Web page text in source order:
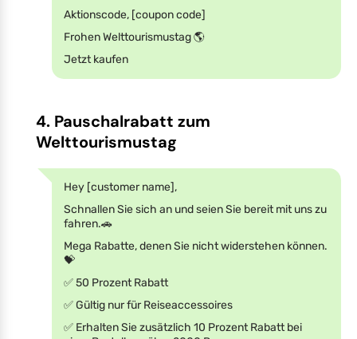
Aktionscode, [coupon code]
Frohen Welttourismustag 🌎
Jetzt kaufen
4. Pauschalrabatt zum
Welttourismustag
Hey [customer name],
Schnallen Sie sich an und seien Sie bereit mit uns zu
fahren.🚗
Mega Rabatte, denen Sie nicht widerstehen können.
💝
✅ 50 Prozent Rabatt
✅ Gültig nur für Reiseaccessoires
✅ Erhalten Sie zusätzlich 10 Prozent Rabatt bei